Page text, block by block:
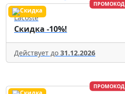
ПРОМОКОД
Lacoste
Скидка -10%!
Действует до 31.12.2026
ПРОМОКОД